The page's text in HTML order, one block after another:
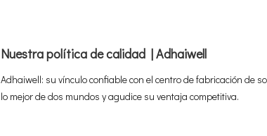
Nuestra política de calidad | Adhaiwell
Adhaiwell: su vínculo confiable con el centro de fabricación de
lo mejor de dos mundos y agudice su ventaja competitiva.